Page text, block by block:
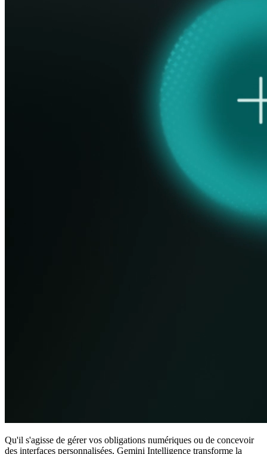
Qu'il s'agisse de gérer vos obligations numériques ou de concevoir
des interfaces personnalisées, Gemini Intelligence transforme la